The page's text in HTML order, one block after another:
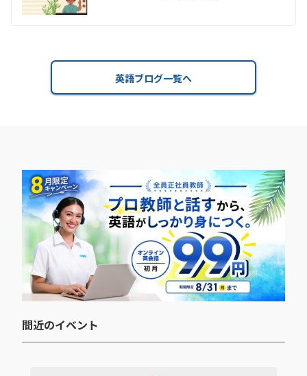
英語ブログ一覧へ
間近のイベント​